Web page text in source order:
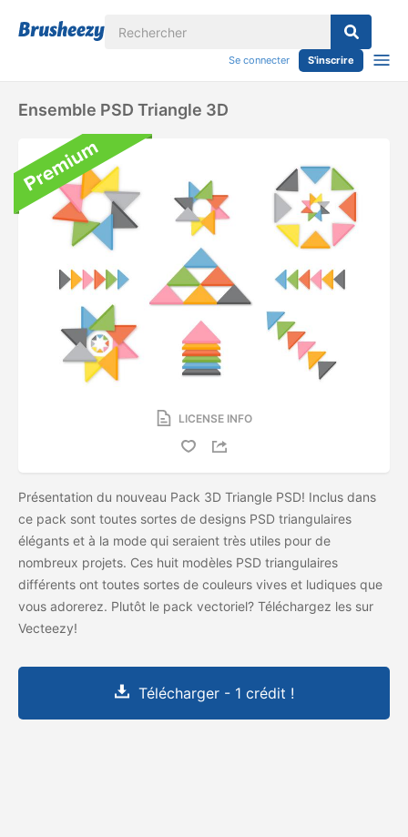
Se connecter S'inscrire
Ensemble PSD Triangle 3D
LICENSE INFO
Présentation du nouveau Pack 3D Triangle PSD! Inclus dans
ce pack sont toutes sortes de designs PSD triangulaires
élégants et à la mode qui seraient très utiles pour de
nombreux projets. Ces huit modèles PSD triangulaires
différents ont toutes sortes de couleurs vives et ludiques que
vous adorerez. Plutôt le pack vectoriel? Téléchargez les sur
Vecteezy!
Télécharger - 1 crédit !